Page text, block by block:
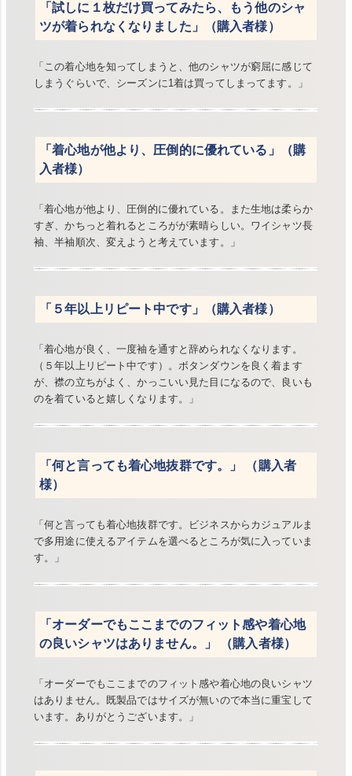
「試しに１枚だけ買ってみたら、もう他のシャ
ツが着られなくなりました」（購入者様）
「この着心地を知ってしまうと、他のシャツが窮屈に感じて
しまうぐらいで、シーズンに1着は買ってしまってます。」
「着心地が他より、圧倒的に優れている」（購
入者様）
「着心地が他より、圧倒的に優れている。また生地は柔らか
すぎ、かちっと着れるところがが素晴らしい。ワイシャツ長
袖、半袖順次、変えようと考えています。」
「５年以上リピート中です」（購入者様）
「着心地が良く、一度袖を通すと辞められなくなります。
（５年以上リピート中です）。ボタンダウンを良く着ます
が、襟の立ちがよく、かっこいい見た目になるので、良いも
のを着ていると嬉しくなります。」
「何と言っても着心地抜群です。」 （購入者
様）
「何と言っても着心地抜群です。ビジネスからカジュアルま
で多用途に使えるアイテムを選べるところが気に入っていま
す。」
「オーダーでもここまでのフィット感や着心地
の良いシャツはありません。」 （購入者様）
「オーダーでもここまでのフィット感や着心地の良いシャツ
はありません。既製品ではサイズが無いので本当に重宝して
います。ありがとうございます。」